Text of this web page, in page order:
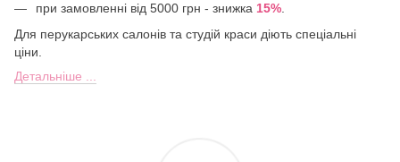
при замовленні від 5000 грн - знижка 15%
Для перукарських салонів та студій краси діють спеціальні
ціни.
Детальніше ...